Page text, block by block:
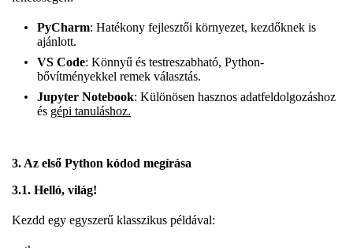
PyCharm: Hatékony fejlesztői környezet, kezdőknek is
ajánlott.
VS Code: Könnyű és testreszabható, Python-
bővítményekkel remek választás.
Jupyter Notebook: Különösen hasznos adatfeldolgozáshoz
és gépi tanuláshoz.
3. Az első Python kódod megírása
3.1. Helló, világ!
Kezdd egy egyszerű klasszikus példával: